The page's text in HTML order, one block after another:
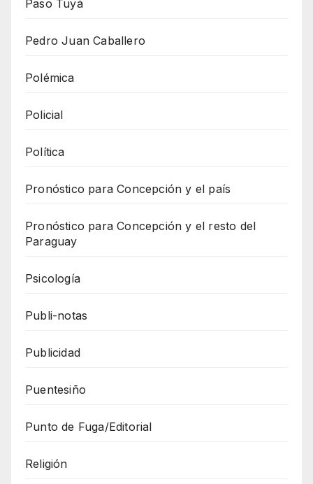
Paso Tuyá
Pedro Juan Caballero
Polémica
Policial
Política
Pronóstico para Concepción y el país
Pronóstico para Concepción y el resto del
Paraguay
Psicología
Publi-notas
Publicidad
Puentesiño
Punto de Fuga/Editorial
Religión